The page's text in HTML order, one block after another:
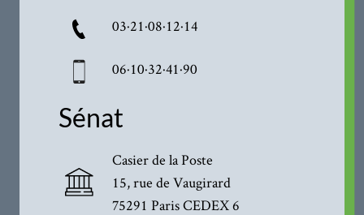
03·21·08·12·14
06·10·32·41·90
Sénat
Casier de la Poste
15, rue de Vaugirard
75291 Paris CEDEX 6